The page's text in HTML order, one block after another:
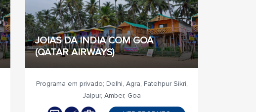
JOIAS DA INDIA COM GOA
(QATAR AIRWAYS)
Programa em privado; Delhi, Agra, Fatehpur Sikri,
Jaipur, Amber, Goa